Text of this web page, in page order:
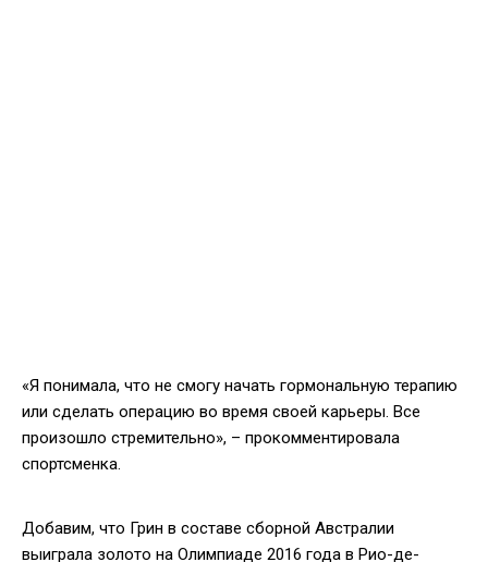
«Я понимала, что не смогу начать гормональную терапию
или сделать операцию во время своей карьеры. Все
произошло стремительно», – прокомментировала
спортсменка.
Добавим, что Грин в составе сборной Австралии
выиграла золото на Олимпиаде 2016 года в Рио-де-